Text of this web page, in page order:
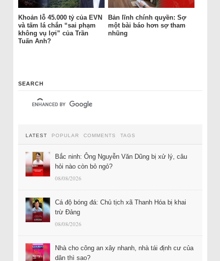
Khoản lỗ 45.000 tỷ của EVN
và tấm lá chắn “sai phạm
không vụ lợi” của Trần
Tuấn Anh?
Bản lĩnh chính quyền: Sợ
một bài báo hơn sợ tham
nhũng
SEARCH
LATEST POPULAR COMMENTS TAGS
Bắc ninh: Ông Nguyễn Văn Dũng bị xử lý, câu
hỏi nào còn bỏ ngỏ?
08/08/2026
Cá độ bóng đá: Chủ tịch xã Thanh Hóa bị khai
trừ Đảng
08/08/2026
Nhà cho công an xây nhanh, nhà tái định cư của
dân thì sao?